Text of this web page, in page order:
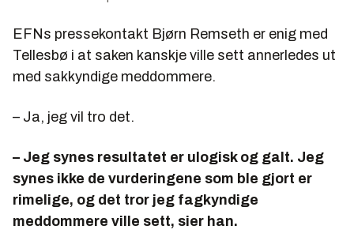
EFNs pressekontakt Bjørn Remseth er enig med
Tellesbø i at saken kanskje ville sett annerledes ut
med sakkyndige meddommere.
– Ja, jeg vil tro det.
– Jeg synes resultatet er ulogisk og galt. Jeg
synes ikke de vurderingene som ble gjort er
rimelige, og det tror jeg fagkyndige
meddommere ville sett, sier han.